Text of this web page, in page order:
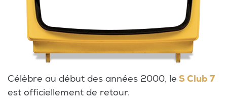
Célèbre au début des années 2000, le S Club 7
est officiellement de retour.